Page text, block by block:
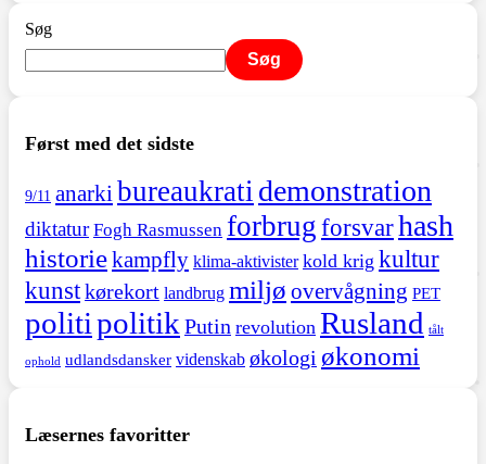
Søg
Søg
Først med det sidste
9/11 anarki bureaukrati demonstration
diktatur Fogh Rasmussen forbrugforsvarhash
historiekampfly klima-aktivister kold krig kultur
kunstkørekort landbrug miljø overvågning PET
politipolitik Putin revolution Rusland tålt
ophold udlandsdansker videnskab økologi økonomi
Læsernes favoritter